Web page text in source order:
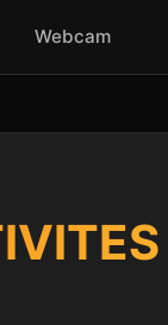
Webcam